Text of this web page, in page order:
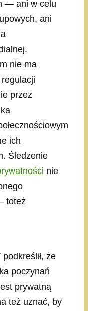
— ani w celu
ani
nie ma
przez
ich
Śledzenie
nie
toteż
że
poczynań
prywatną
też uznać, by